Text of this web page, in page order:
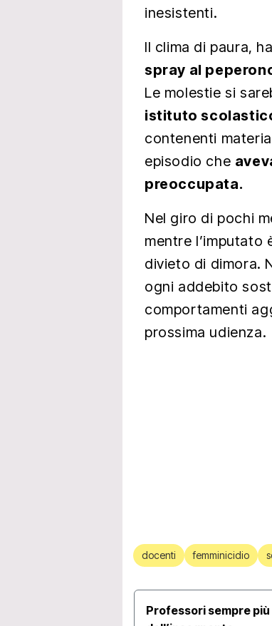
inesistenti.
Il clima di paura,
spray al
Le molestie si
istituto
contenenti
episodio che
preoccupata.
Nel giro di pochi
mentre
divieto di dimora.
ogni addebito
comportamenti
prossima udienza.
docenti femminicidio
Professori sempre